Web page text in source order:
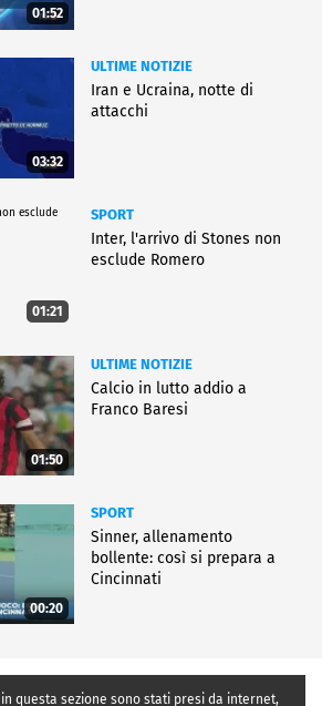
01:52
03:32
ULTIME NOTIZIE
Iran e Ucraina, notte di
attacchi
01:21
SPORT
Inter, l'arrivo di Stones non
esclude Romero
01:50
ULTIME NOTIZIE
Calcio in lutto addio a
Franco Baresi
00:20
SPORT
Sinner, allenamento
bollente: così si prepara a
Cincinnati
questa sezione sono stati presi da internet,